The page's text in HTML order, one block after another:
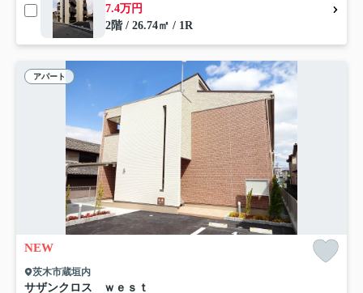
7.4万円
2階 / 26.74㎡ / 1R
アパート
NEW
茨木市蔵垣内
サザンクロス ｗｅｓｔ